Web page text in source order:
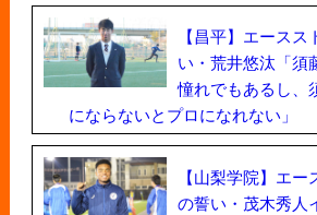
【昌平】エース
い・荒井悠汰「須
憧れでもあるし、
にならないとプロになれない」
【山梨学院】エ
の誓い・茂木秀人